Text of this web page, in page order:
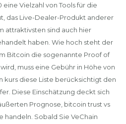
eine Vielzahl von Tools für die
das Live-Dealer-Produkt anderer
attraktivsten sind auch hier
haben. Wie hoch steht der
Bitcoin die sogenannte Proof of
muss eine Gebühr in Höhe von
kurs diese Liste berücksichtigt den
Diese Einschätzung deckt sich
Prognose, bitcoin trust vs
handeln. Sobald Sie VeChain